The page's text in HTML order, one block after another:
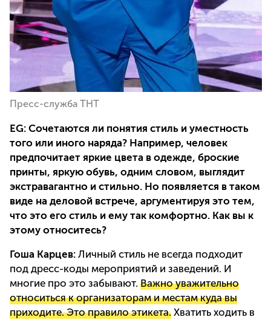
Пресс-служба ТНТ
EG: Сочетаются ли понятия стиль и уместность
того или иного наряда? Например, человек
предпочитает яркие цвета в одежде, броские
принты, яркую обувь, одним словом, выглядит
экстравагантно и стильно. Но появляется в таком
виде на деловой встрече, аргументируя это тем,
что это его стиль и ему так комфортно. Как вы к
этому относитесь?
Гоша Карцев: Личный стиль не всегда подходит
под дресс-коды мероприятий и заведений. И
многие про это забывают. Важно уважительно
относиться к организаторам и местам куда вы
приходите. Это правило этикета. Хватить ходить в